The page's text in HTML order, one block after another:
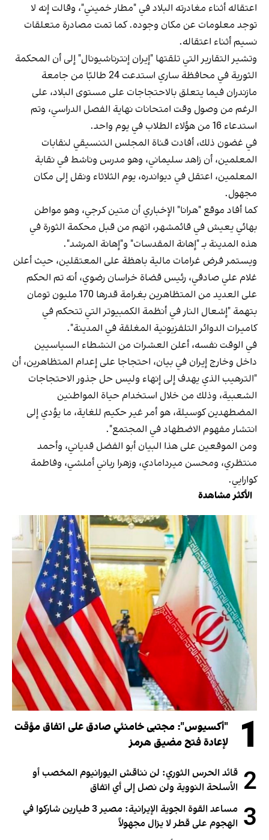
اعتقاله أثناء مغادرته البلاد في "مطار خميني"، وقالت إنه لا
توجد معلومات عن مكان وجوده. كما تمت مصادرة متعلقات
نسيم أثناء اعتقاله.
وتشير التقارير التي تلقتها "إيران إنترناشيونال" إلى أن المحكمة
الثورية في محافظة ساري استدعت 24 طالبًا من جامعة
مازندران فيما يتعلق بالاحتجاجات على مستوى البلاد، على
الرغم من وصول وقت امتحانات نهاية الفصل الدراسي، وتم
استدعاء 16 من هؤلاء الطلاب في يوم واحد.
في غضون ذلك، أفادت قناة المجلس التنسيقي لنقابات
المعلمين، أن زاهد سليماني، وهو مدرس وناشط في نقابة
المعلمين، اعتقل في ديواندره، يوم الثلاثاء ونقل إلى مكان
مجهول.
كما أفاد موقع "هرانا" الإخباري أن متين كرجي، وهو مواطن
بهائي يعيش في قائمشهر، اتهم من قبل محكمة الثورة في
هذه المدينة بـ "إهانة المقدسات" و"إهانة المرشد".
ويستمر فرض غرامات مالية باهظة على المعتقلين، حيث أعلن
غلام علي صادقي، رئيس قضاة خراسان رضوي، أنه تم الحكم
على العديد من المتظاهرين بغرامة قدرها 170 مليون تومان
بتهمة "إشعال النار في أنظمة الكمبيوتر التي تتحكم في
كاميرات الدوائر التلفزيونية المغلقة في المدينة".
في الوقت نفسه، أعلن العشرات من النشطاء السياسيين
داخل وخارج إيران في بيان، احتجاجا على إعدام المتظاهرين، أن
"الترهيب الذي يهدف إلى إنهاء وليس حل جذور الاحتجاجات
الشعبية، وذلك من خلال استخدام حياة المواطنين
المضطهدين كوسيلة، هو أمر غير حكيم للغاية، ما يؤدي إلى
انتشار مفهوم الاضطهاد في المجتمع".
ومن الموقعين على هذا البيان أبو الفضل قدياني، وأحمد
منتظري، ومحسن ميردامادي، وزهرا رباني أملشي، وفاطمة
كوارايي.
الأكثر مشاهدة
1
"أكسيوس": مجتبى خامنئي صادق على اتفاق مؤقت
لإعادة فتح مضيق هرمز
2 قائد الحرس الثوري: لن نناقش اليورانيوم المخصب أو
الأسلحة النووية ولن نصل إلى أي اتفاق
3
مساعد القوة الجوية الإيرانية: مصير 3 طيارين شاركوا في
الهجوم على قطر لا يزال مجهولاً